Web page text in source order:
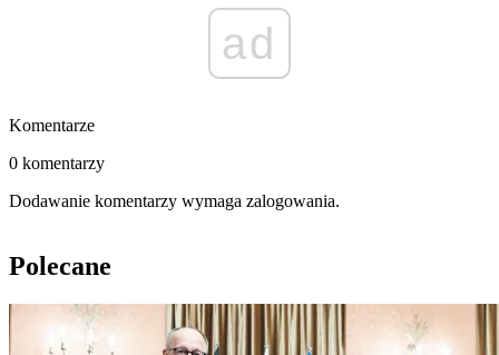
ad
Komentarze
0 komentarzy
Dodawanie komentarzy wymaga zalogowania.
Polecane